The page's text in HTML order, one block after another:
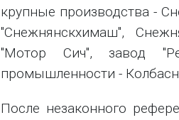
крупные производства -
"Снежнянскхимаш",
"Мотор Сич", завод
промышленности -
После незаконного